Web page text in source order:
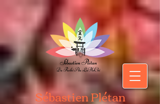
Sébastien Plétan